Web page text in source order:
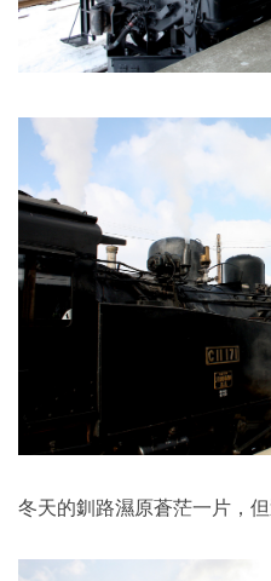
冬天的釧路濕原蒼茫一片，